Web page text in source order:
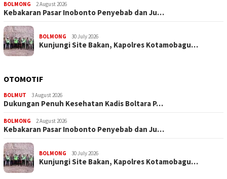
BOLMONG 2 August 2026
Kebakaran Pasar Inobonto Penyebab dan Ju…
BOLMONG 30 July 2026
Kunjungi Site Bakan, Kapolres Kotamobagu…
OTOMOTIF
BOLMUT 3 August 2026
Dukungan Penuh Kesehatan Kadis Boltara P…
BOLMONG 2 August 2026
Kebakaran Pasar Inobonto Penyebab dan Ju…
BOLMONG 30 July 2026
Kunjungi Site Bakan, Kapolres Kotamobagu…